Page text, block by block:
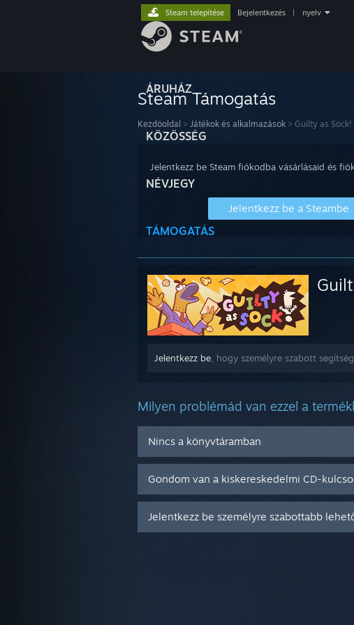
ÁRUHÁZ
KÖZÖSSÉG
NÉVJEGY
TÁMOGATÁS
Steam telepítése Bejelentkezés nyelv
Steam Támogatás
Kezdőoldal > Játékok és alkalmazások > Guilty as Sock!
Jelentkezz be Steam fiókodba vásárlásaid és
Jelentkezz be a Steambe
Jelentkezz be , hogy személyre szabott
Milyen problémád van ezzel a
Nincs a könyvtáramban
Gondom van a kiskereskedelmi CD-
Jelentkezz be személyre szabottabb